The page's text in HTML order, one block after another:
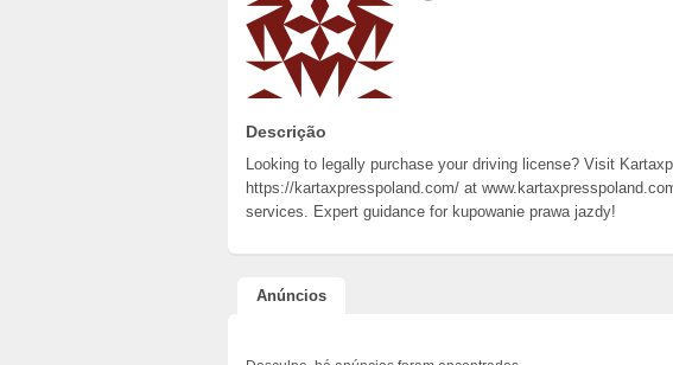
Descrição
Looking to legally purchase your driving license? Visit
https://kartaxpresspoland.com/ at
services. Expert guidance for kupowanie prawa jazdy!
Anúncios